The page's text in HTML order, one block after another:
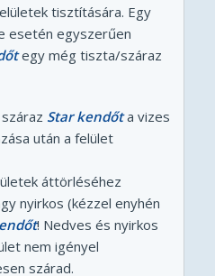
tisztítására. Egy
esetén egyszerűen
tegy még tiszta/száraz
Star kendőta vizes
után a felület
áttörléséhez
nyirkos (kézzel enyhén
t! Nedves és nyirkos
nem igényel
szárad.